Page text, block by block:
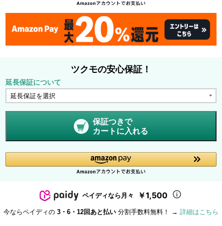
ツクモの安心保証！
延長保証について
保証つきで
カートに入れる
ペイディなら月々 ￥1,500
今ならペイディの 3・6・12回あと払い 分割手数料無料！ → 詳細はこちら